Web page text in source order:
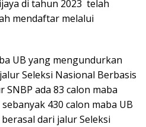
di tahun 2023 telah
mendaftar melalui
UB yang mengundurkan
Seleksi Nasional Berbasis
SNBP ada 83 calon maba
430 calon maba UB
dari jalur Seleksi